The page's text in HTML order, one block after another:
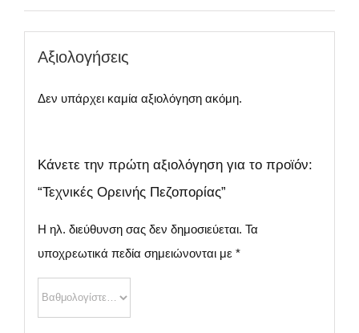
Αξιολογήσεις
Δεν υπάρχει καμία αξιολόγηση ακόμη.
Κάνετε την πρώτη αξιολόγηση για το προϊόν:
“Τεχνικές Ορεινής Πεζοπορίας”
Η ηλ. διεύθυνση σας δεν δημοσιεύεται. Τα
υποχρεωτικά πεδία σημειώνονται με *